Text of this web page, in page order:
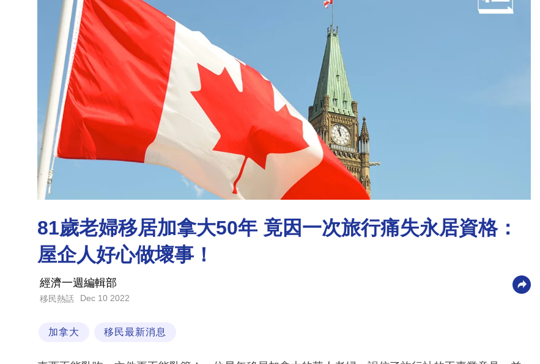
81歲老婦移居加拿大50年 竟因一次旅行痛失永居資格：
屋企人好心做壞事！
經濟一週編輯部
移民熱話 Dec 10 2022
加拿大 移民最新消息